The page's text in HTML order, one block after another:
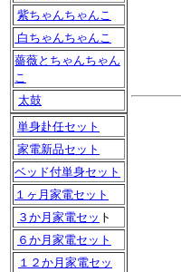
紫ちゃんちゃんこ
白ちゃんちゃんこ
薔薇とちゃんちゃん
こ
太鼓
単身赴任セット
家電新品セット
ベッド付単身セット
１ヶ月家電セット
３か月家電セッ ト
６か月家電セット
１２か月家電セッ